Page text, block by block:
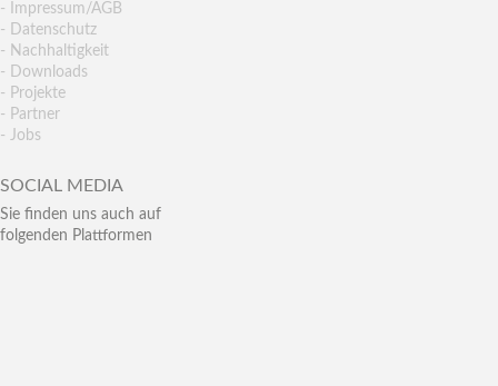
- Impressum/AGB
- Datenschutz
- Nachhaltigkeit
- Downloads
- Projekte
- Partner
- Jobs
SOCIAL MEDIA
Sie finden uns auch auf
folgenden Plattformen